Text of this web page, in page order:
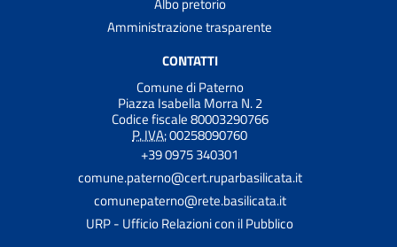
Amministrazione trasparente
CONTATTI
Comune di Paterno
Piazza Isabella Morra N. 2
Codice fiscale 80003290766
P. IVA:00258090760
+39 0975 340301
comune.paterno@cert.ruparbasilicata.it
comunepaterno@rete.basilicata.it
URP - Ufficio Relazioni con il Pubblico